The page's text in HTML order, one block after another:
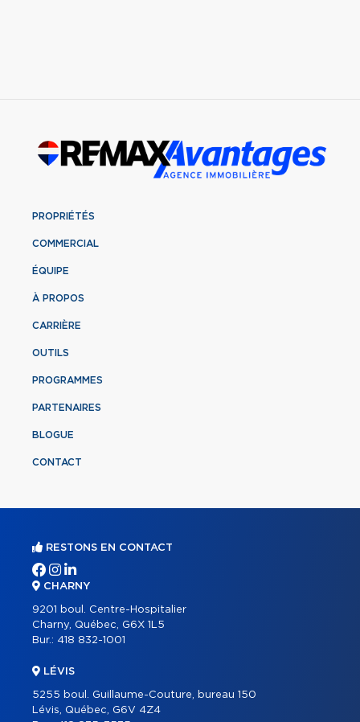
PROPRIÉTÉS
COMMERCIAL
ÉQUIPE
À PROPOS
CARRIÈRE
OUTILS
PROGRAMMES
PARTENAIRES
BLOGUE
CONTACT
RESTONS EN CONTACT
CHARNY
9201 boul. Centre-Hospitalier
Charny, Québec, G6X 1L5
Bur.: 418 832-1001
LÉVIS
5255 boul. Guillaume-Couture, bureau 150
Lévis, Québec, G6V 4Z4